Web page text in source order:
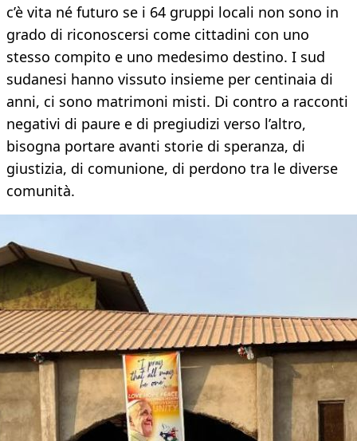
c’è vita né futuro se i 64 gruppi locali non sono in
grado di riconoscersi come cittadini con uno
stesso compito e uno medesimo destino. I sud
sudanesi hanno vissuto insieme per centinaia di
anni, ci sono matrimoni misti. Di contro a racconti
negativi di paure e di pregiudizi verso l’altro,
bisogna portare avanti storie di speranza, di
giustizia, di comunione, di perdono tra le diverse
comunità.